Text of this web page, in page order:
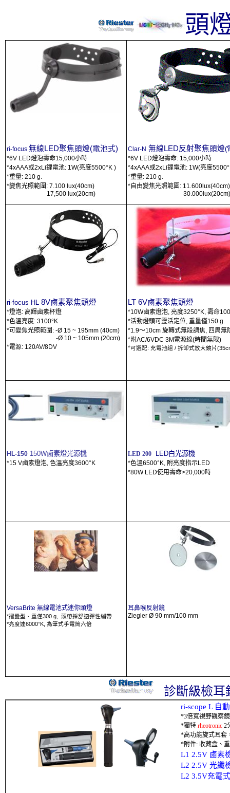
頭
ri-focus 無線 LED聚焦頭燈(電池式)
*6V LED燈泡壽命15,000小時
*4xAAA或2xLi鋰電池: 1W(亮度5500°K )
*重量: 210 g.
*變焦光照範圍 : 7.100 lux(40cm)
17,500 lux(20cm)
Clar-N 無線 LED反射聚焦頭燈(
*6V LED燈泡壽命: 15,000小時
*4xAAA或2xLi鋰電池: 1W(亮度5500°
*重量: 210 g.
*自由變焦光照範圍 : 11.600lux(40cm)
30.000lux(20cm)
ri-focus HL 8V鹵素聚焦頭燈
*燈泡: 高輝鹵素杯燈
*色溫亮度: 3100°K
*可變焦光照範圍 : -Ø15 ~ 195mm (40cm)
-Ø10 ~ 105mm (20cm)
*電源: 120AV/8DV
LT 6V鹵素聚焦頭燈
*10W鹵素燈泡, 亮度3250°K, 壽命100
*活動燈頭可靈活定位, 重量僅150 g.
*1.9〜10cm 旋轉式無段調焦, 四周無
*附AC/6VDC 3M 電源線(時間無限)
*可選配: 充電池組 / 拆卸式放大鏡片
HL-150 150W鹵素燈光源機
*15 V鹵素燈泡, 色溫亮度3600°K
LED 200LED白光源機
*色溫6500°K, 附亮度指示LED
*80W LED使用壽命>20,000時
VersaBrite 無線電池式迷你頭燈
*褶疊型、重僅300 g, 頭帶採舒適彈性繃帶
*亮度達6000°K, 為筆式手電筒六倍
耳鼻喉反射鏡
Ziegler Ø 90 mm/100 mm
診斷級檢耳
ri-scope L 自
*3倍寬視野觀察
*獨特 rheotronic 2
*高功能旋式耳套
*附件: 收藏盒、
L1 2.5V 鹵素
L2 2.5V 光纖
L2 3.5V充電